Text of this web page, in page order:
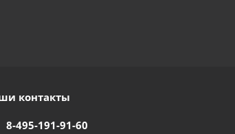
контакты
8-495-191-91-60